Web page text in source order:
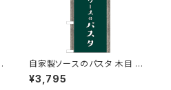
自家製ソースのパスタ 木目 深
緑 のぼり旗
¥3,795